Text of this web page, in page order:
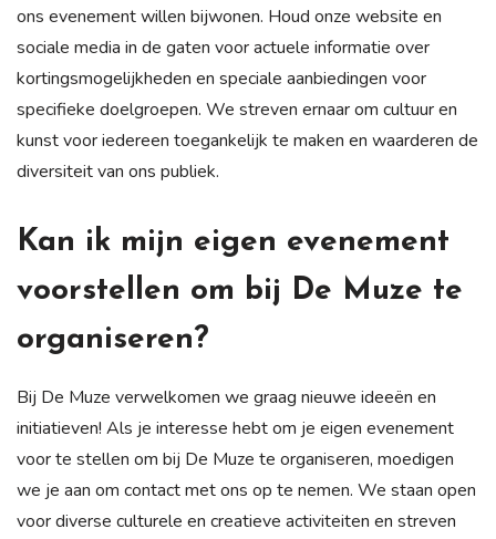
ons evenement willen bijwonen. Houd onze website en
sociale media in de gaten voor actuele informatie over
kortingsmogelijkheden en speciale aanbiedingen voor
specifieke doelgroepen. We streven ernaar om cultuur en
kunst voor iedereen toegankelijk te maken en waarderen de
diversiteit van ons publiek.
Kan ik mijn eigen evenement
voorstellen om bij De Muze te
organiseren?
Bij De Muze verwelkomen we graag nieuwe ideeën en
initiatieven! Als je interesse hebt om je eigen evenement
voor te stellen om bij De Muze te organiseren, moedigen
we je aan om contact met ons op te nemen. We staan open
voor diverse culturele en creatieve activiteiten en streven